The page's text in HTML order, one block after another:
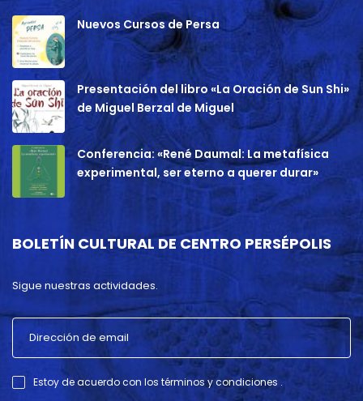
Nuevos Cursos de Persa
Presentación del libro «La Oración de Sun Shi»
de Miguel Berzal de Miguel
Conferencia: «René Daumal: La metafísica
experimental, ser eterno a querer durar»
BOLETÍN CULTURAL DE CENTRO PERSÉPOLIS
Sigue nuestras actividades.
Estoy de acuerdo con los términos y condiciones .